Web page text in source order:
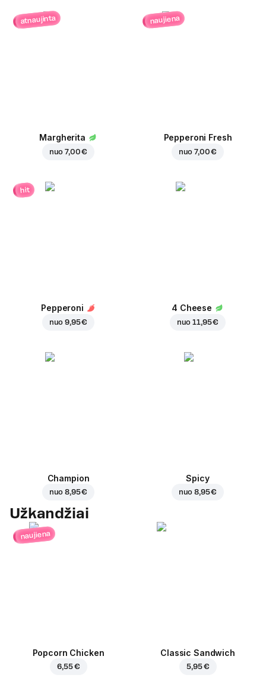
atnaujinta
Margherita
nuo7,00 €
naujiena
Pepperoni Fresh
nuo7,00 €
hit
Pepperoni
nuo9,95 €
4 Cheese
nuo11,95 €
Champion
nuo8,95 €
Spicy
nuo8,95 €
Užkandžiai
naujiena
Popcorn Chicken
6,55 €
Classic Sandwich
5,95 €